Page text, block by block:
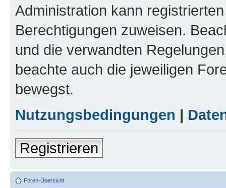
Administration kann
Berechtigungen zuweisen.
und die verwandten
beachte auch die jeweiligen
bewegst.
Nutzungsbedingungen |
Registrieren
Foren-Übersicht